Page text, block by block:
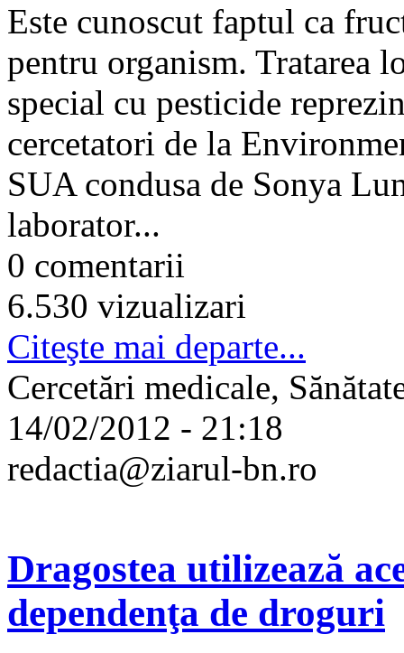
Este cunoscut faptul ca
pentru organism. Tratarea
special cu pesticide
cercetatori de la
SUA condusa de Sonya
laborator...
0 comentarii
6.530 vizualizari
Citeşte mai departe...
Cercetări medicale,
14/02/2012 - 21:18
redactia@ziarul-bn.ro
Dragostea utilizează
dependenţa de droguri